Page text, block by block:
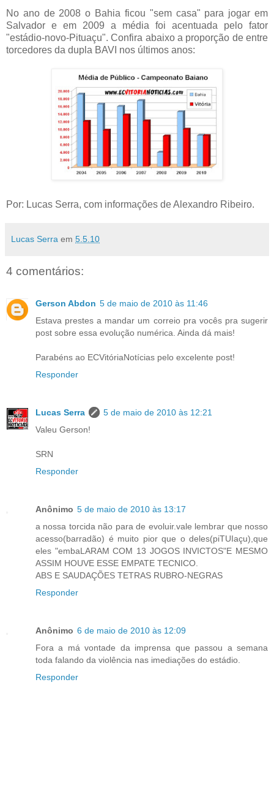
No ano de 2008 o Bahia ficou "sem casa" para jogar em
Salvador e em 2009 a média foi acentuada pelo fator
"estádio-novo-Pituaçu". Confira abaixo a proporção de entre
torcedores da dupla BAVI nos últimos anos:
Por: Lucas Serra, com informações de Alexandro Ribeiro.
Lucas Serra em 5.5.10
4 comentários:
Gerson Abdon 5 de maio de 2010 às 11:46
Estava prestes a mandar um correio pra vocês pra sugerir
post sobre essa evolução numérica. Ainda dá mais!
Parabéns ao ECVitóriaNotícias pelo excelente post!
Responder
Lucas Serra
5 de maio de 2010 às 12:21
Valeu Gerson!
SRN
Responder
Anônimo 5 de maio de 2010 às 13:17
a nossa torcida não para de evoluir.vale lembrar que nosso
acesso(barradão) é muito pior que o deles(piTUIaçu),que
eles "embaLARAM COM 13 JOGOS INVICTOS"E MESMO
ASSIM HOUVE ESSE EMPATE TECNICO.
ABS E SAUDAÇÕES TETRAS RUBRO-NEGRAS
Responder
Anônimo 6 de maio de 2010 às 12:09
Fora a má vontade da imprensa que passou a semana
toda falando da violência nas imediações do estádio.
Responder